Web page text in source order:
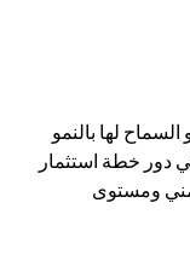
لها بالنمو
دور خطة استثمار
ومستوى